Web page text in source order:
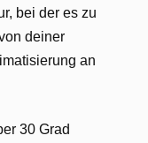
bei der es zu
deiner
an
30 Grad